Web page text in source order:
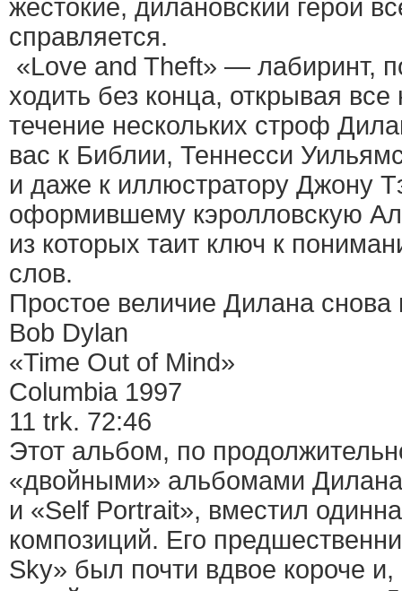
жестокие, дилановский герой
справляется.
«Love and Theft» — лабиринт,
ходить без конца, открывая
течение нескольких строф
вас к Библии, Теннесси
и даже к иллюстратору Джону
оформившему кэролловскую
из которых таит ключ к
слов.
Простое величие Дилана
Bob Dylan
«Time Out of Mind»
Columbia 1997
11 trk. 72:46
Этот альбом, по
«двойными» альбомами
и «Self Portrait», вместил
композиций. Его
Sky» был почти вдвое короче